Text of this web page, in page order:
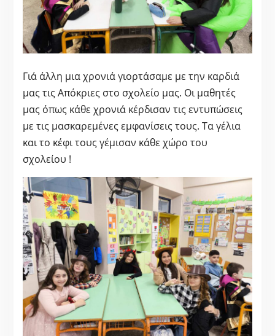
Γιά άλλη μια χρονιά γιορτάσαμε με την καρδιά
μας τις Απόκριες στο σχολείο μας. Οι μαθητές
μας όπως κάθε χρονιά κέρδισαν τις εντυπώσεις
με τις μασκαρεμένες εμφανίσεις τους. Τα γέλια
και το κέφι τους γέμισαν κάθε χώρο του
σχολείου !